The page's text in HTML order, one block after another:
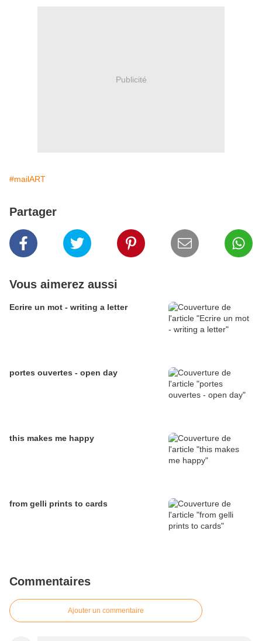
Publicité
#mailART
Partager
Vous aimerez aussi
Ecrire un mot - writing a letter
portes ouvertes - open day
this makes me happy
from gelli prints to cards
Commentaires
Ajouter un commentaire